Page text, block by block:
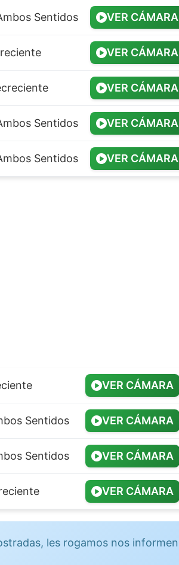
Sentidos VER CÁMARA
VER CÁMARA
VER CÁMARA
Sentidos VER CÁMARA
Sentidos VER CÁMARA
VER CÁMARA
Sentidos VER CÁMARA
Sentidos VER CÁMARA
VER CÁMARA
les rogamos nos informen